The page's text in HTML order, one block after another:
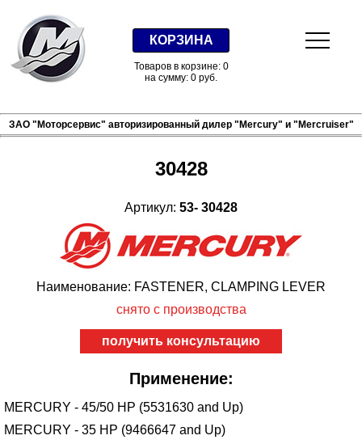
КОРЗИНА
Товаров в корзине: 0
на сумму: 0 руб.
ЗАО "Моторсервис" авторизированный дилер "Mercury" и "Mercruiser"
30428
Артикул: 53- 30428
Наименование: FASTENER, CLAMPING LEVER
снято с производства
получить консультацию
Применение:
MERCURY - 45/50 HP (5531630 and Up)
MERCURY - 35 HP (9466647 and Up)